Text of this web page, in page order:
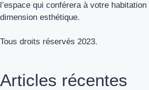
l’espace qui conférera à votre
dimension esthétique.
Tous droits réservés 2023.
Articles récentes